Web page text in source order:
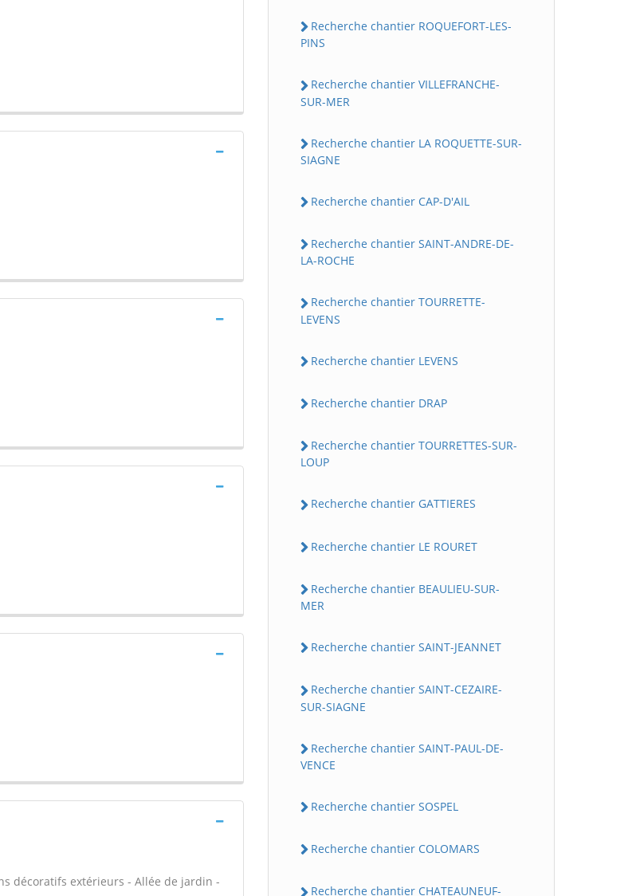
décoratifs extérieurs - Allée de jardin -
Recherche chantier ROQUEFORT-LES-
PINS
Recherche chantier VILLEFRANCHE-
SUR-MER
Recherche chantier LA ROQUETTE-SUR-
SIAGNE
Recherche chantier CAP-D'AIL
Recherche chantier SAINT-ANDRE-DE-
LA-ROCHE
Recherche chantier TOURRETTE-
LEVENS
Recherche chantier LEVENS
Recherche chantier DRAP
Recherche chantier TOURRETTES-SUR-
LOUP
Recherche chantier GATTIERES
Recherche chantier LE ROURET
Recherche chantier BEAULIEU-SUR-
MER
Recherche chantier SAINT-JEANNET
Recherche chantier SAINT-CEZAIRE-
SUR-SIAGNE
Recherche chantier SAINT-PAUL-DE-
VENCE
Recherche chantier SOSPEL
Recherche chantier COLOMARS
Recherche chantier CHATEAUNEUF-